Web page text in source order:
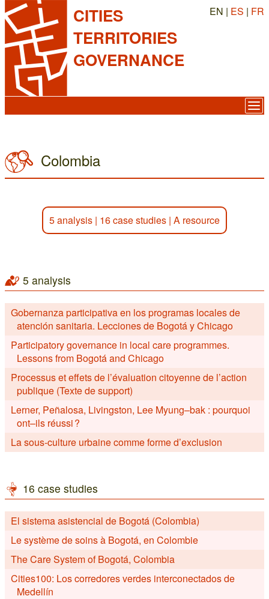
CITIES
TERRITORIES
GOVERNANCE
EN | ES | FR
Colombia
5 analysis | 16 case studies | A resource
5 analysis
Gobernanza participativa en los programas locales de
atención sanitaria. Lecciones de Bogotá y Chicago
Participatory governance in local care programmes.
Lessons from Bogotá and Chicago
Processus et effets de l’évaluation citoyenne de l’action
publique (Texte de support)
Lerner, Peñalosa, Livingston, Lee Myung–bak : pourquoi
ont–ils réussi ?
La sous-culture urbaine comme forme d’exclusion
16 case studies
El sistema asistencial de Bogotá (Colombia)
Le système de soins à Bogotá, en Colombie
The Care System of Bogotá, Colombia
Cities100: Los corredores verdes interconectados de
Medellín